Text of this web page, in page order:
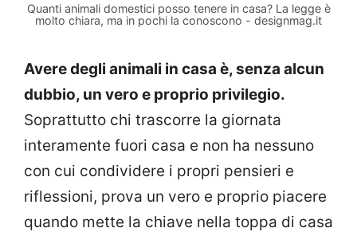
Quanti animali domestici posso tenere in casa? La legge è
molto chiara, ma in pochi la conoscono - designmag.it
Avere degli animali in casa è, senza alcun
dubbio, un vero e proprio privilegio.
Soprattutto chi trascorre la giornata
interamente fuori casa e non ha nessuno
con cui condividere i propri pensieri e
riflessioni, prova un vero e proprio piacere
quando mette la chiave nella toppa di casa